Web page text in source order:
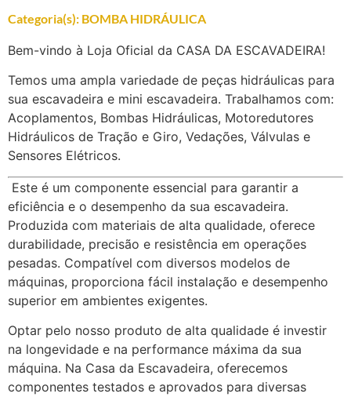
Categoria(s): BOMBA HIDRÁULICA
Bem-vindo à Loja Oficial da CASA DA ESCAVADEIRA!
Temos uma ampla variedade de peças hidráulicas para
sua escavadeira e mini escavadeira. Trabalhamos com:
Acoplamentos, Bombas Hidráulicas, Motoredutores
Hidráulicos de Tração e Giro, Vedações, Válvulas e
Sensores Elétricos.
Este é um componente essencial para garantir a
eficiência e o desempenho da sua escavadeira.
Produzida com materiais de alta qualidade, oferece
durabilidade, precisão e resistência em operações
pesadas. Compatível com diversos modelos de
máquinas, proporciona fácil instalação e desempenho
superior em ambientes exigentes.
Optar pelo nosso produto de alta qualidade é investir
na longevidade e na performance máxima da sua
máquina. Na Casa da Escavadeira, oferecemos
componentes testados e aprovados para diversas